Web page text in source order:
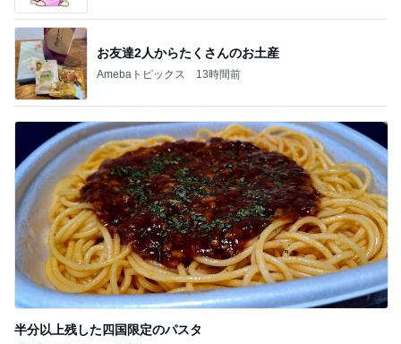
お友達2人からたくさんのお土産
Amebaトピックス 13時間前
半分以上残した四国限定のパスタ